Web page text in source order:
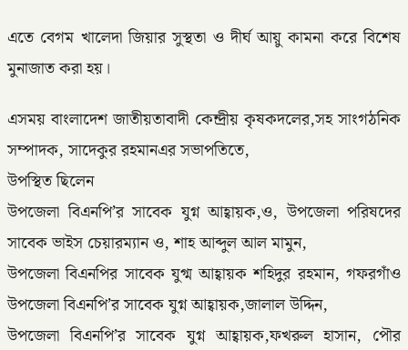
এতে বেগম খালেদা জিয়ার সুস্থতা ও দীর্ঘ আয়ু কামনা করে বিশেষ
মুনাজাত করা হয়।
এসময় বাংলাদেশ জাতীয়তাবাদী কেন্দ্রীয় কৃষকদলের,সহ সাংগঠনিক
সম্পাদক, সাদেকুর রহমানএর সভাপতিতে,
উপস্থিত ছিলেন
উপজেলা বিএনপি’র সাবেক যুগ্ন আহ্বায়ক,ও, উপজেলা পরিষদের
সাবেক ভাইস চেয়ারম্যান ও, শাহ আব্দুল আল মামুন,
উপজেলা বিএনপির সাবেক যুগ্ম আহ্বায়ক শহিদুর রহমান, গফরগাঁও
উপজেলা বিএনপি’র সাবেক যুগ্ন আহ্বায়ক,জালাল উদ্দিন,
উপজেলা বিএনপি’র সাবেক যুগ্ন আহ্বায়ক,ফখরুল হাসান, পৌর